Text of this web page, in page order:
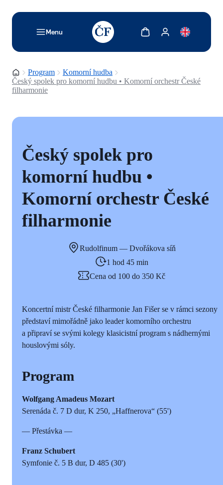
Menu
TODO: Add description for reader
Zobrazit košíkZobrazit můj účet
Domovská stránka
Program
Komorní hudba
Český spolek pro komorní hudbu • Komorní orchestr České
filharmonie
Český spolek pro
komorní hudbu •
Komorní orchestr České
filharmonie
Rudolfinum — Dvořákova síň
1 hod 45 min
Cena od 100 do 350 Kč
Koncertní mistr České filharmonie Jan Fišer se v rámci sezony
představí mimořádně jako leader komorního orchestru
a připraví se svými kolegy klasicistní program s nádhernými
houslovými sóly.
Program
Wolfgang Amadeus Mozart
Serenáda č. 7 D dur, K 250, „Haffnerova“ (55')
— Přestávka —
Franz Schubert
Symfonie č. 5 B dur, D 485 (30')